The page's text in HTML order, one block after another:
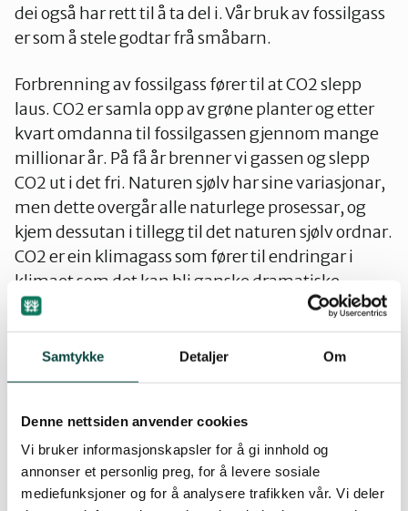
Samtykke Detaljer Om
Denne nettsiden anvender cookies
Vi bruker informasjonskapsler for å gi innhold og
annonser et personlig preg, for å levere sosiale
mediefunksjoner og for å analysere trafikken vår. Vi deler
dei også har rett til å ta del i. Vår bruk av fossilgass
er som å stele godtar frå småbarn.
Forbrenning av fossilgass fører til at CO2 slepp
laus. CO2 er samla opp av grøne planter og etter
kvart omdanna til fossilgassen gjennom mange
millionar år. På få år brenner vi gassen og slepp
CO2 ut i det fri. Naturen sjølv har sine variasjonar,
men dette overgår alle naturlege prosessar, og
kjem dessutan i tillegg til det naturen sjølv ordnar.
CO2 er ein klimagass som fører til endringar i
klimaet som det kan bli ganske dramatiske
verknader av. Det er mykje mogleg at havet vil
stige 1 m i dette hundreåret, og mykje meir
seinare. I mange norske byar vil det bli vanskeleg
med høgare hav, men det er likevel eit lite
land. I Bangladesh ligg nesten heile landet
mindre enn 2 meter over havet. I det landet bur
det over 100 millionar menneske, og mange av
dei må flytte når havet stig. Små øystatar som